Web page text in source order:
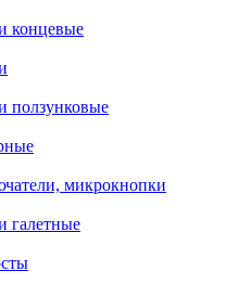
концевые
ползунковые
микрокнопки
галетные